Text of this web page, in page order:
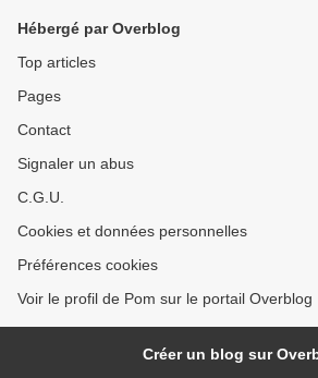
Hébergé par Overblog
Top articles
Pages
Contact
Signaler un abus
C.G.U.
Cookies et données personnelles
Préférences cookies
Voir le profil de Pom sur le portail Overblog
Créer un blog sur